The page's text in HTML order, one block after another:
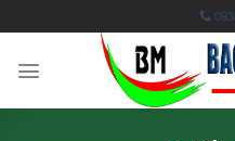
to
content